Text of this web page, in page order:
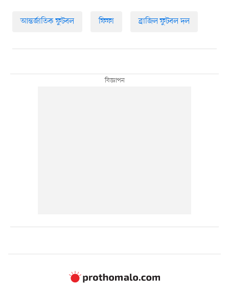
আন্তর্জাতিক ফুটবল ফিফা ব্রাজিল ফুটবল দল